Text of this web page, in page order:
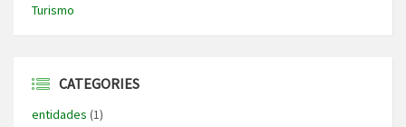
Turismo
CATEGORIES
entidades (1)